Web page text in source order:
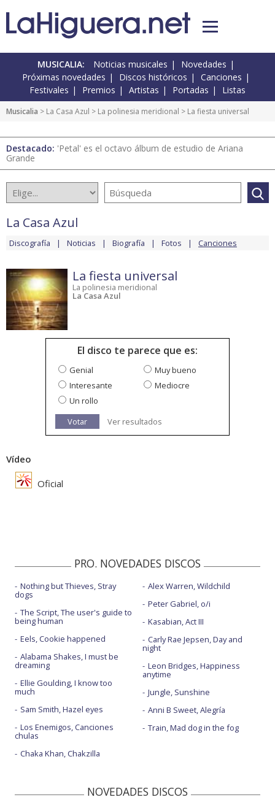
MUSICALIA: Noticias musicales
Novedades
Próximas novedades
Discos históricos
Canciones
Festivales
Premios Artistas Portadas Listas
Musicalia > La Casa Azul > La polinesia meridional > La fiesta universal
Destacado: 'Petal' es el octavo álbum de estudio de Ariana
Grande
La Casa Azul
Discografía Noticias Biografía Fotos Canciones
La fiesta universal
La polinesia meridional
La Casa Azul
El disco te parece que es:
Genial
Muy bueno
Interesante
Mediocre
Un rollo
Votar
Ver resultados
Vídeo
Oficial
PRO. NOVEDADES DISCOS
Nothing but Thieves, Stray
dogs
The Script, The user's guide to
being human
Eels, Cookie happened
Alabama Shakes, I must be
dreaming
Ellie Goulding, I know too
much
Sam Smith, Hazel eyes
Los Enemigos, Canciones
chulas
Chaka Khan, Chakzilla
Alex Warren, Wildchild
Peter Gabriel, o/i
Kasabian, Act III
Carly Rae Jepsen, Day and
night
Leon Bridges, Happiness
anytime
Jungle, Sunshine
Anni B Sweet, Alegría
Train, Mad dog in the fog
NOVEDADES DISCOS